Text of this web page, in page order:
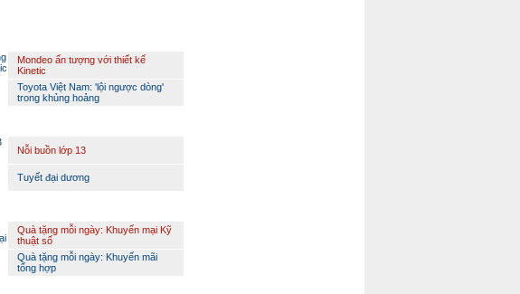
Mondeo ấn tượng với thiết kế
Kinetic
Toyota Việt Nam: 'lội ngược dòng'
trong khủng hoảng
Nỗi buồn lớp 13
Tuyết đại dương
Quà tặng mỗi ngày: Khuyến mại Kỹ
thuật số
Quà tặng mỗi ngày: Khuyến mãi
tổng hợp